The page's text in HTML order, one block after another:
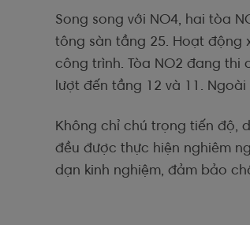
Song song với NO4, hai tòa
tông sàn tầng 25. Hoạt động
công trình. Tòa NO2 đang thi
lượt đến tầng 12 và 11.
Không chỉ chú trọng tiến độ,
đều được thực hiện nghiêm
dạn kinh nghiệm, đảm bảo